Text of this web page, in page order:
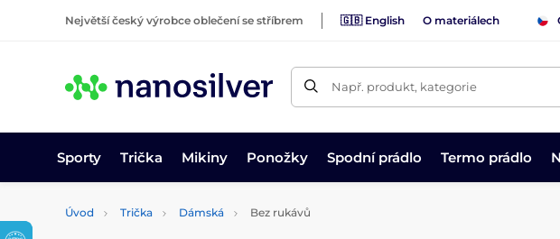
Největší český výrobce oblečení se stříbrem 🇬🇧 English O materiálech
Např. produkt, kategorie
Sporty Trička Mikiny Ponožky Spodní prádlo Termo prádlo
Úvod Trička Dámská Bez rukávů